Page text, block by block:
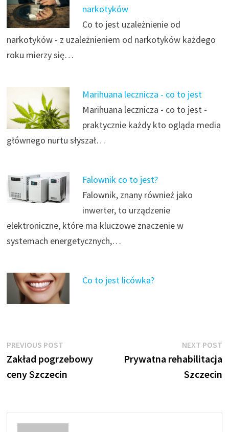
narkotyków
Co to jest uzależnienie od
narkotyków - z uzależnieniem od narkotyków każdego
roku mierzy się…
Marihuana lecznicza - co to jest
Marihuana lecznicza - co to jest -
praktycznie każdy kto ogląda media
głównego nurtu słyszał…
Falownik co to jest?
Falownik, znany również jako
inwerter, to urządzenie
elektroniczne, które ma kluczowe znaczenie w
systemach energetycznych,…
Co to jest licówka?
Nawigacja
wpisu
PREVIOUS POSTPrevious
post:
Zakład pogrzebowy
ceny Szczecin
NEXT POST
Prywatna rehabilitacja
Szczecin